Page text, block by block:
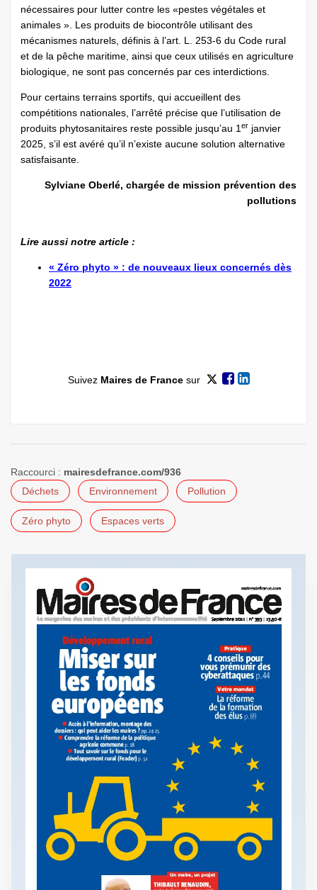
nécessaires pour lutter contre les «pestes végétales et
animales ». Les produits de biocontrôle utilisant des
mécanismes naturels, définis à l’art. L. 253-6 du Code rural
et de la pêche maritime, ainsi que ceux utilisés en agriculture
biologique, ne sont pas concernés par ces interdictions.
Pour certains terrains sportifs, qui accueillent des
compétitions nationales, l’arrêté précise que l’utilisation de
produits phytosanitaires reste possible jusqu’au 1 er janvier
2025, s’il est avéré qu’il n’existe aucune solution alternative
satisfaisante.
Sylviane Oberlé, chargée de mission prévention des
pollutions
Lire aussi notre article :
« Zéro phyto » : de nouveaux lieux concernés dès
2022
Suivez Maires de Francesur
Raccourci : mairesdefrance.com/936
Déchets
Environnement Pollution
Zéro phyto Espaces verts